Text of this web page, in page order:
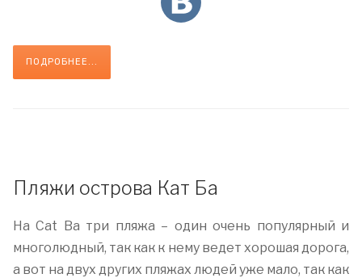
ПОДРОБНЕЕ...
Пляжи острова Кат Ба
На Cat Ba три пляжа – один очень популярный и
многолюдный, так как к нему ведет хорошая дорога,
а вот на двух других пляжах людей уже мало, так как